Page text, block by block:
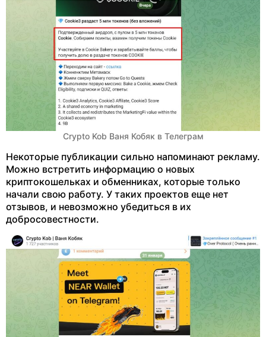
Crypto Kob Ваня Кобяк в Телеграм
Некоторые публикации сильно напоминают рекламу.
Можно встретить информацию о новых
криптокошельках и обменниках, которые только
начали свою работу. У таких проектов еще нет
отзывов, и невозможно убедиться в их
добросовестности.